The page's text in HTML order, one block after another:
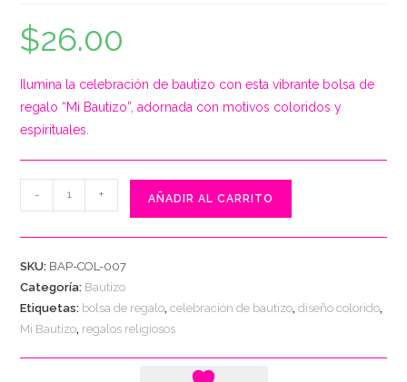
$26.00
Ilumina la celebración de bautizo con esta vibrante bolsa de
regalo “Mi Bautizo”, adornada con motivos coloridos y
espirituales.
de
Regalo
con
Diseño
- + AÑADIR AL CARRITO
SKU: BAP-COL-007
Categoría: Bautizo
Etiquetas: bolsa de regalo,celebración de bautizo,diseño colorido,
Mi Bautizo, regalos religiosos